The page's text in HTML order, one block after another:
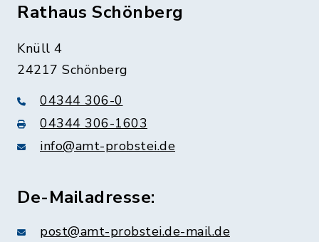
Rathaus Schönberg
Knüll 4
24217 Schönberg
04344 306-0
04344 306-1603
info@amt-probstei.de
De-Mailadresse:
post@amt-probstei.de-mail.de